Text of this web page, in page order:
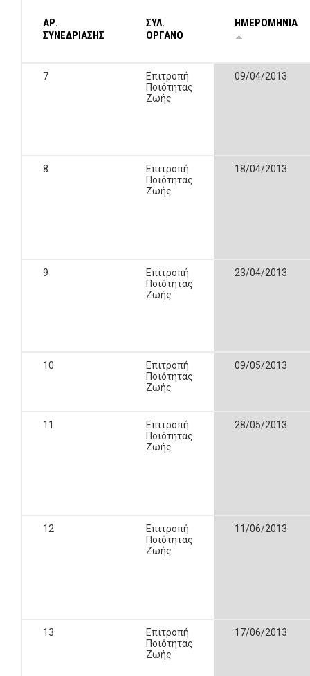
ΑΡ.
ΣΥΝΕΔΡΙΑΣΗΣ
ΣΥΛ.
ΟΡΓΑΝΟ
ΗΜΕΡΟΜΗΝΙΑ
7
Επιτροπή
Ποιότητας
Ζωής
09/04/2013
8
Επιτροπή
Ποιότητας
Ζωής
18/04/2013
9
Επιτροπή
Ποιότητας
Ζωής
23/04/2013
10
Επιτροπή
Ποιότητας
Ζωής
09/05/2013
11
Επιτροπή
Ποιότητας
Ζωής
28/05/2013
12
Επιτροπή
Ποιότητας
Ζωής
11/06/2013
13
Επιτροπή
Ποιότητας
Ζωής
17/06/2013